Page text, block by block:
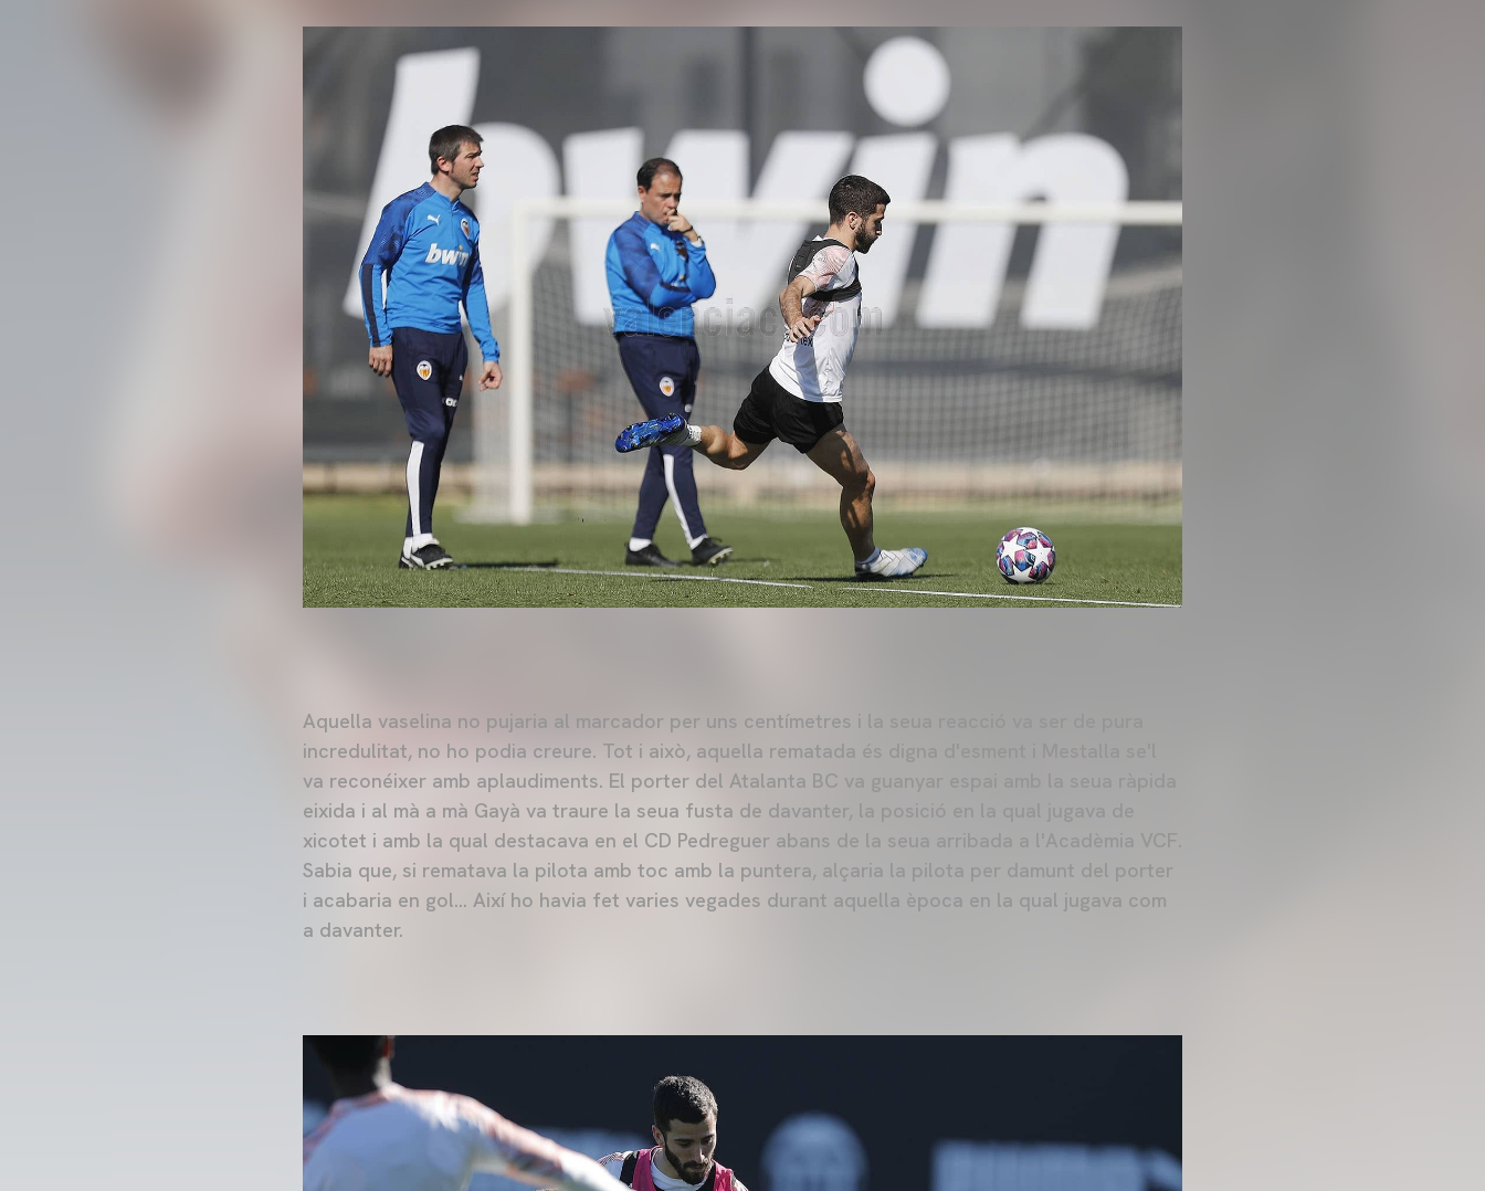
Aquella vaselina no pujaria al marcador per uns centímetres i la seua reacció va ser de pura
incredulitat, no ho podia creure. Tot i això, aquella rematada és digna d'esment i Mestalla se'l
va reconéixer amb aplaudiments. El porter del Atalanta BC va guanyar espai amb la seua ràpida
eixida i al mà a mà Gayà va traure la seua fusta de davanter, la posició en la qual jugava de
xicotet i amb la qual destacava en el CD Pedreguer abans de la seua arribada a l'Acadèmia VCF.
Sabia que, si rematava la pilota amb toc amb la puntera, alçaria la pilota per damunt del porter
i acabaria en gol… Així ho havia fet varies vegades durant aquella època en la qual jugava com
a davanter.